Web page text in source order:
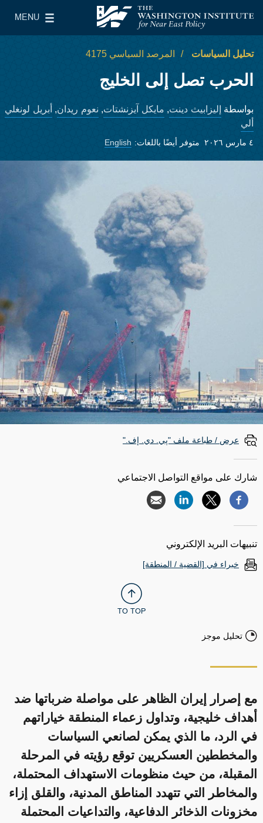
معهد واشنطن لسياسات الشرق الأدنى
MENU
Main Menu
تحليل السياسات المرصد السياسي 4175
الحرب تصل إلى الخليج
بواسطة إليزابيث دينت, مايكل آيزنشتات, نعوم ريدان, أبريل لونغلي
ألي
٤ مارس ٢٠٢٦ متوفر أيضًا باللغات: English
تحليل موجز
مع إصرار إيران الظاهر على مواصلة ضرباتها ضد
أهداف خليجية، وتداول زعماء المنطقة خياراتهم
في الرد، ما الذي يمكن لصانعي السياسات
والمخططين العسكريين توقع رؤيته في المرحلة
المقبلة، من حيث منظومات الاستهداف المحتملة،
والمخاطر التي تتهدد المناطق المدنية، والقلق إزاء
مخزونات الذخائر الدفاعية، والتداعيات المحتملة
عرض / طباعة ملف "پي. دي. إف."
شارك على مواقع التواصل الاجتماعي
تنبيهات البريد الإلكتروني
خبراء في [القضية / المنطقة]
TO TOP